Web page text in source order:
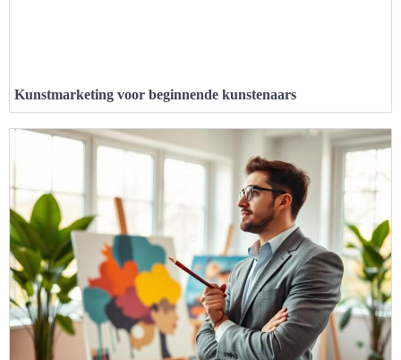
Kunstmarketing voor beginnende kunstenaars